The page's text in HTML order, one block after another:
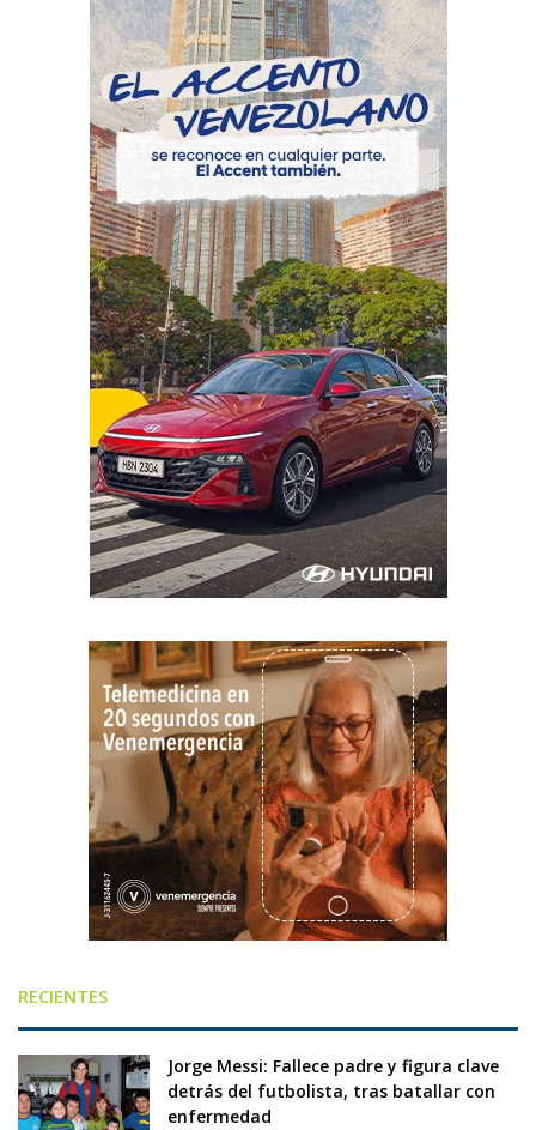
RECIENTES
Jorge Messi: Fallece padre y figura clave
detrás del futbolista, tras batallar con
enfermedad